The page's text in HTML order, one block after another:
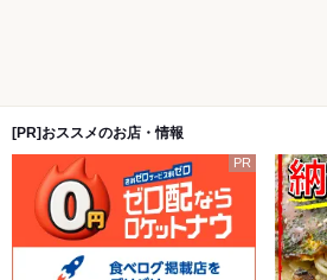
[PR]おススメのお店・情報
PR